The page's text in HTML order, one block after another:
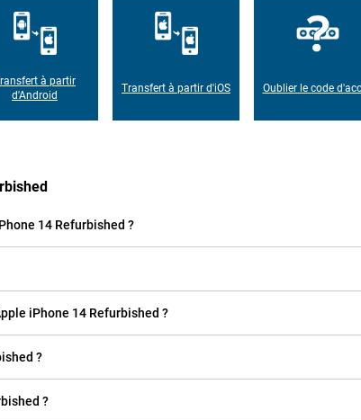
à partir
d'Android
Transfert à partir d'iOS Oublier le code
14 Refurbished ?
iPhone 14 Refurbished ?
?
?